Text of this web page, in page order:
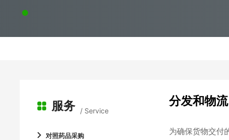
服务 / Service
对照药品采购
分发和物流
为确保货物交付